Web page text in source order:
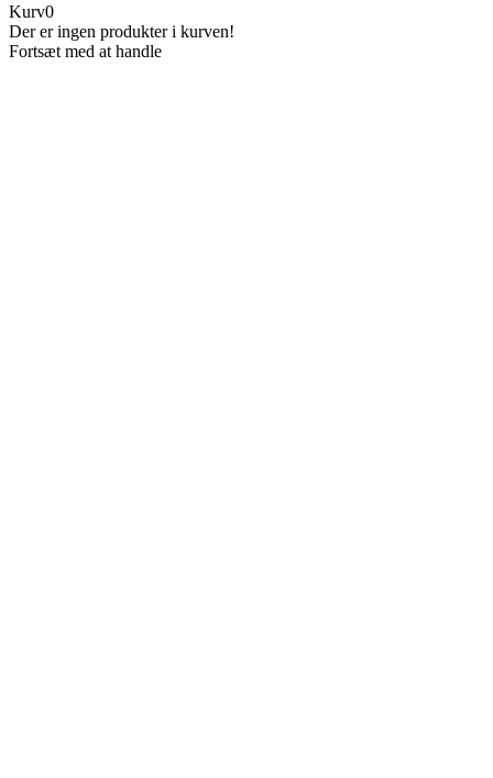
Kurv0
Der er ingen produkter i kurven!
Fortsæt med at handle